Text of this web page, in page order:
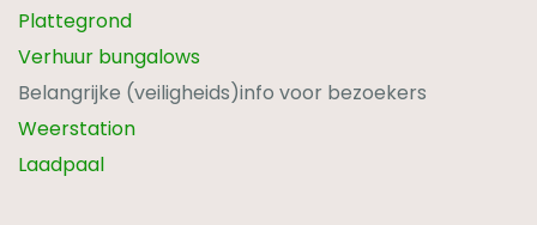
Plattegrond
Verhuur bungalows
Belangrijke (veiligheids)info voor bezoekers
Weerstation
Laadpaal